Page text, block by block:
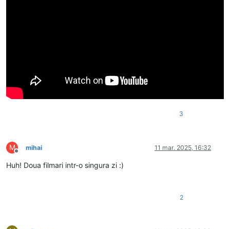
3
M
Deconectat
mihai 11 mar. 2025, 16:32
Huh! Doua filmari intr-o singura zi :)
2